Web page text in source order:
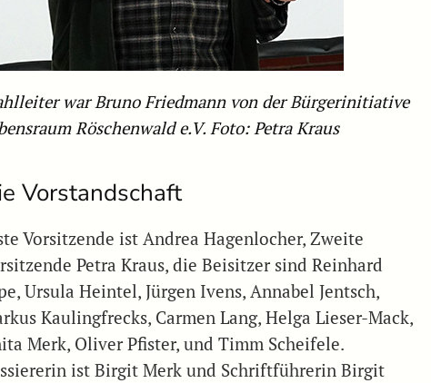
war Bruno Friedmann von der Bürgerinitiative
Röschenwald e.V. Foto: Petra Kraus
Vorstandschaft
Vorsitzende ist Andrea Hagenlocher, Zweite
Petra Kraus, die Beisitzer sind Reinhard
Ursula Heintel, Jürgen Ivens, Annabel Jentsch,
Kaulingfrecks, Carmen Lang, Helga Lieser-Mack,
Merk, Oliver Pfister, und Timm Scheifele.
ist Birgit Merk und Schriftführerin Birgit